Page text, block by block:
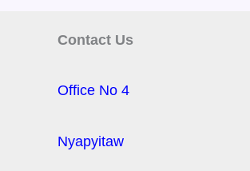
Contact Us
Office No 4
Nyapyitaw